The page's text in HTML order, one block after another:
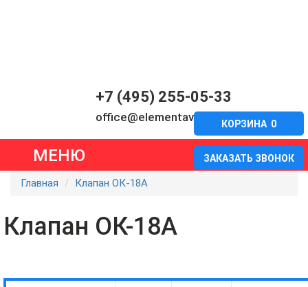
+7 (495) 255-05-33
office@elementavia.ru
ЗАКАЗАТЬ ЗВОНОК
КОРЗИНА 0
МЕНЮ
Главная Клапан ОК-18А
Клапан ОК-18А